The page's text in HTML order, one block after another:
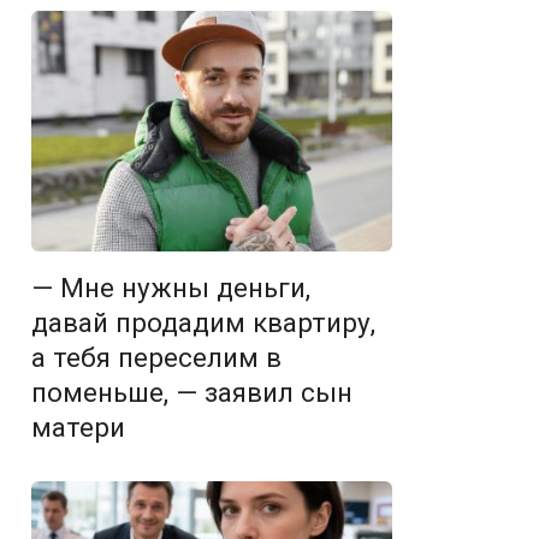
— Мне нужны деньги,
давай продадим квартиру,
а тебя переселим в
поменьше, — заявил сын
матери